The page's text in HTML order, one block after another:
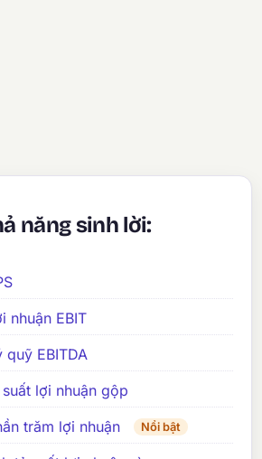
năng sinh lời:
nhuận EBIT
quỹ EBITDA
lợi nhuận gộp
trăm lợi nhuận
Nổi bật